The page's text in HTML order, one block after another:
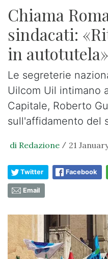
Chiama
sindacati:
in autotutela»
Le segreterie
Uilcom Uil intimano
Capitale, Roberto
sull'affidamento del
di Redazione / 21
Twitter Facebook
Email